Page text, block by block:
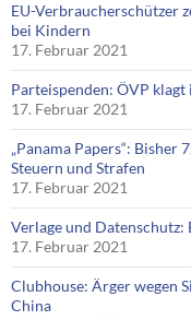
EU-Verbraucherschützer
bei Kindern
17. Februar 2021
Parteispenden: ÖVP klagt
17. Februar 2021
„Panama Papers“:
Steuern und Strafen
17. Februar 2021
Verlage und Datenschutz:
17. Februar 2021
Clubhouse: Ärger wegen
China